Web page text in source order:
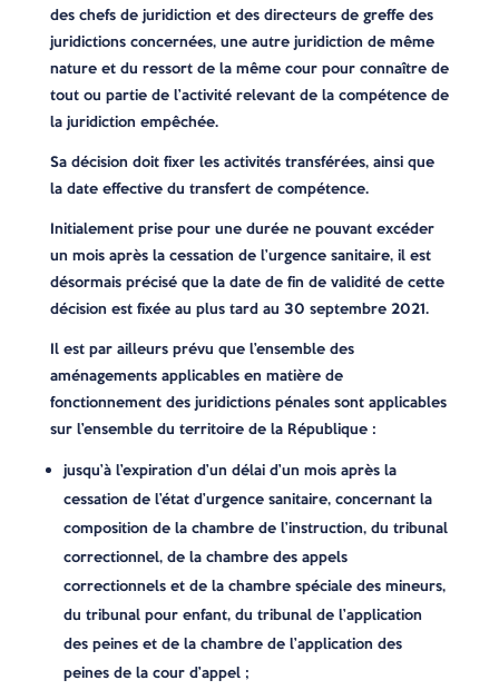
des chefs de juridiction et des directeurs de greffe des
juridictions concernées, une autre juridiction de même
nature et du ressort de la même cour pour connaître de
tout ou partie de l’activité relevant de la compétence de
la juridiction empêchée.
Sa décision doit fixer les activités transférées, ainsi que
la date effective du transfert de compétence.
Initialement prise pour une durée ne pouvant excéder
un mois après la cessation de l’urgence sanitaire, il est
désormais précisé que la date de fin de validité de cette
décision est fixée au plus tard au 30 septembre 2021.
Il est par ailleurs prévu que l’ensemble des
aménagements applicables en matière de
fonctionnement des juridictions pénales sont applicables
sur l’ensemble du territoire de la République :
jusqu’à l’expiration d’un délai d’un mois après la
cessation de l’état d’urgence sanitaire, concernant la
composition de la chambre de l’instruction, du tribunal
correctionnel, de la chambre des appels
correctionnels et de la chambre spéciale des mineurs,
du tribunal pour enfant, du tribunal de l’application
des peines et de la chambre de l’application des
peines de la cour d’appel ;